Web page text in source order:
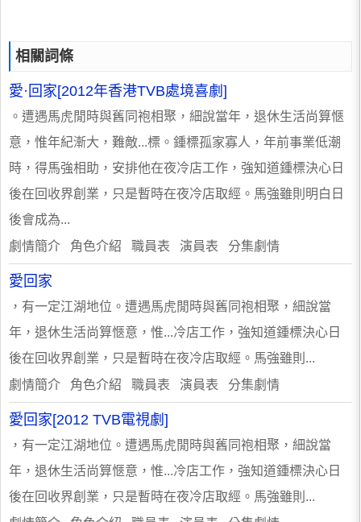
相關詞條
愛·回家[2012年香港TVB處境喜劇]
。遭遇馬虎閒時與舊同袍相聚，細說當年，退休生活尚算愜
意，惟年紀漸大，難敵...標。鍾標孤家寡人，年前事業低潮
時，得馬強相助，安排他在夜冷店工作，強知道鍾標決心日
後在回收界創業，只是暫時在夜冷店取經。馬強雖則明白日
後會成為...
劇情簡介 角色介紹 職員表 演員表 分集劇情
愛回家
，有一定江湖地位。遭遇馬虎閒時與舊同袍相聚，細說當
年，退休生活尚算愜意，惟...冷店工作，強知道鍾標決心日
後在回收界創業，只是暫時在夜冷店取經。馬強雖則...
劇情簡介 角色介紹 職員表 演員表 分集劇情
愛回家[2012 TVB電視劇]
，有一定江湖地位。遭遇馬虎閒時與舊同袍相聚，細說當
年，退休生活尚算愜意，惟...冷店工作，強知道鍾標決心日
後在回收界創業，只是暫時在夜冷店取經。馬強雖則...